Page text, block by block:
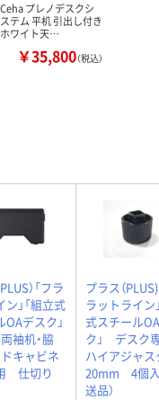
Ceha プレノデスクシ
ステム 平机 引出し付き
ホワイト天…
￥35,800（税込）
）「フラ
」「組立式
OAデスク」
袖机・脇
キャビネ
仕切り
プラス（
ラットライン
式スチール
ク」 デス
ハイアジャス
20mm 4個入
送品）